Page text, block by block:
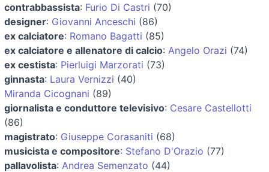
contrabbassista: Furio Di Castri (70)
designer: Giovanni Anceschi (86)
ex calciatore: Romano Bagatti (85)
ex calciatore e allenatore di calcio: Angelo Orazi (74)
ex cestista: Pierluigi Marzorati (73)
ginnasta: Laura Vernizzi (40)
Miranda Cicognani (89)
giornalista e conduttore televisivo: Cesare Castellotti
(86)
magistrato: Giuseppe Corasaniti (68)
musicista e compositore: Stefano D'Orazio (77)
pallavolista: Andrea Semenzato (44)